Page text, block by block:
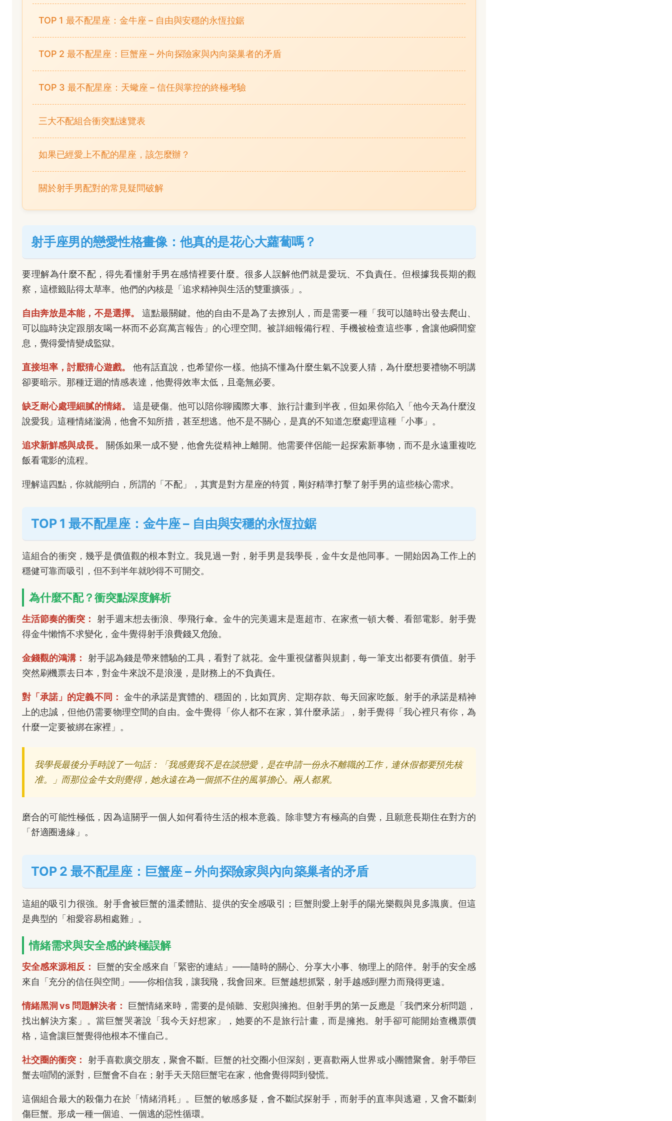
TOP 1 最不配星座：金牛座 – 自由與安穩的永恆拉鋸
TOP 2 最不配星座：巨蟹座 – 外向探險家與內向築巢者的矛盾
TOP 3 最不配星座：天蠍座 – 信任與掌控的終極考驗
三大不配組合衝突點速覽表
如果已經愛上不配的星座，該怎麼辦？
關於射手男配對的常見疑問破解
射手座男的戀愛性格畫像：他真的是花心大蘿蔔嗎？
要理解為什麼不配，得先看懂射手男在感情裡要什麼。很多人誤解他們就是愛玩、不負責任。但根據我長期的觀
察，這標籤貼得太草率。他們的內核是「追求精神與生活的雙重擴張」。
自由奔放是本能，不是選擇。
這點最關鍵。他的自由不是為了去撩別人，而是需要一種「我可以隨時出發去爬山、
可以臨時決定跟朋友喝一杯而不必寫萬言報告」的心理空間。被詳細報備行程、手機被檢查這些事，會讓他瞬間窒
息，覺得愛情變成監獄。
直接坦率，討厭猜心遊戲。
他有話直說，也希望你一樣。他搞不懂為什麼生氣不說要人猜，為什麼想要禮物不明講
卻要暗示。那種迂迴的情感表達，他覺得效率太低，且毫無必要。
缺乏耐心處理細膩的情緒。
這是硬傷。他可以陪你聊國際大事、旅行計畫到半夜，但如果你陷入「他今天為什麼沒
說愛我」這種情緒漩渦，他會不知所措，甚至想逃。他不是不關心，是真的不知道怎麼處理這種「小事」。
追求新鮮感與成長。
關係如果一成不變，他會先從精神上離開。他需要伴侶能一起探索新事物，而不是永遠重複吃
飯看電影的流程。
理解這四點，你就能明白，所謂的「不配」，其實是對方星座的特質，剛好精準打擊了射手男的這些核心需求。
TOP 1 最不配星座：金牛座 – 自由與安穩的永恆拉鋸
這組合的衝突，幾乎是價值觀的根本對立。我見過一對，射手男是我學長，金牛女是他同事。一開始因為工作上的
穩健可靠而吸引，但不到半年就吵得不可開交。
為什麼不配？衝突點深度解析
生活節奏的衝突：
射手週末想去衝浪、學飛行傘。金牛的完美週末是逛超市、在家煮一頓大餐、看部電影。射手覺
得金牛懶惰不求變化，金牛覺得射手浪費錢又危險。
金錢觀的鴻溝：
射手認為錢是帶來體驗的工具，看對了就花。金牛重視儲蓄與規劃，每一筆支出都要有價值。射手
突然刷機票去日本，對金牛來說不是浪漫，是財務上的不負責任。
對「承諾」的定義不同： 金牛的承諾是實體的、穩固的，比如買房、定期存款、每天回家吃飯。射手的承諾是精神
上的忠誠，但他仍需要物理空間的自由。金牛覺得「你人都不在家，算什麼承諾」，射手覺得「我心裡只有你，為
什麼一定要被綁在家裡」。
我學長最後分手時說了一句話：「我感覺我不是在談戀愛，是在申請一份永不離職的工作，連休假都要預先核
准。」而那位金牛女則覺得，她永遠在為一個抓不住的風箏擔心。兩人都累。
磨合的可能性極低，因為這關乎一個人如何看待生活的根本意義。除非雙方有極高的自覺，且願意長期住在對方的
「舒適圈邊緣」。
TOP 2 最不配星座：巨蟹座 – 外向探險家與內向築巢者的矛盾
這組的吸引力很強。射手會被巨蟹的溫柔體貼、提供的安全感吸引；巨蟹則愛上射手的陽光樂觀與見多識廣。但這
是典型的「相愛容易相處難」。
情緒需求與安全感的終極誤解
安全感來源相反：
巨蟹的安全感來自「緊密的連結」——隨時的關心、分享大小事、物理上的陪伴。射手的安全感
來自「充分的信任與空間」——你相信我，讓我飛，我會回來。巨蟹越想抓緊，射手越感到壓力而飛得更遠。
情緒黑洞 vs 問題解決者：
巨蟹情緒來時，需要的是傾聽、安慰與擁抱。但射手男的第一反應是「我們來分析問題，
找出解決方案」。當巨蟹哭著說「我今天好想家」，她要的不是旅行計畫，而是擁抱。射手卻可能開始查機票價
格，這會讓巨蟹覺得他根本不懂自己。
社交圈的衝突：
射手喜歡廣交朋友，聚會不斷。巨蟹的社交圈小但深刻，更喜歡兩人世界或小團體聚會。射手帶巨
蟹去喧鬧的派對，巨蟹會不自在；射手天天陪巨蟹宅在家，他會覺得悶到發慌。
這個組合最大的殺傷力在於「情緒消耗」。巨蟹的敏感多疑，會不斷試探射手，而射手的直率與逃避，又會不斷刺
傷巨蟹。形成一種一個追、一個逃的惡性循環。